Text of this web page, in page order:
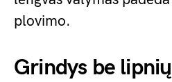
plovimo.
Grindys be